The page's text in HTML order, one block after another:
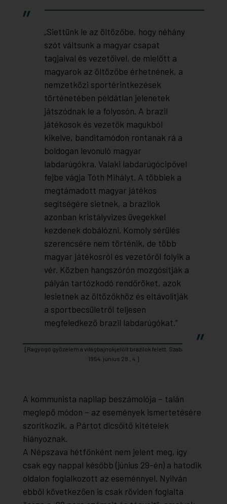
„Siettünk le az öltözőbe, hogy néhány
szót váltsunk a magyar csapat
tagjaival és vezetőivel, de mielőtt a
magyarok az öltözőbe érhetnének, a
nemzetközi sportérintkezések
történetében példátlan jelenetek
játszódnak le a folyosón. A brazil
játékosok és vezetők magukból
kikelve, banditamódon rontanak rá a
boldogan levonuló magyar
labdarúgókra. Valaki labdarúgócipővel
fejbe vágja Tóth Mihályt. A többiek a
megtámadott magyar játékos
segítségére sietnek, a brazilok
azonban kristályvizes üvegekkel
kezdenek dobálózni. Komoly sérülés
szerencsére nem történik, de több
magyar játékosról és vezetőről folyik a
vér. Közben hangszórón mozgósítják a
pályán tartózkodó rendőröket, azok
lesietnek az öltözőkhöz és eltávolítják
a sportbecsületről teljesen
megfeledkező brazil labdarúgókat.”
[Ragyogó győzelem a világbajnokjelölt brazilok felett. Szabad Nép,
1954. június 28., 4.]
A kommunista napilap beszámolója – talán
meglepő módon – az események ismertetésére
szorítkozik, a Pártot dicsőítő kitételek
hiányoznak.
A Népszava hétfőnként nem jelent meg, így
csak egy nappal később (június 29-én) a hatodik
oldalon foglalkozott az eseménnyel. Nyilván
ebből következően is csak röviden foglalta